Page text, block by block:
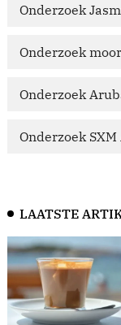
Onderzoek
Onderzoek
Onderzoek
Onderzoek
LAATSTE